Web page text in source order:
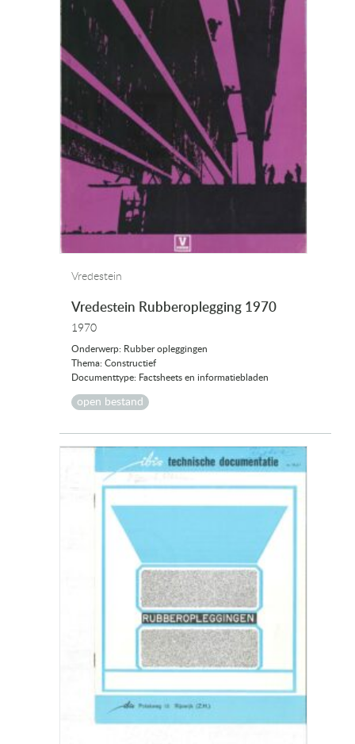
Vredestein
Vredestein Rubberoplegging 1970
1970
Onderwerp: Rubber opleggingen
Thema: Constructief
Documenttype: Factsheets en informatiebladen
open bestand